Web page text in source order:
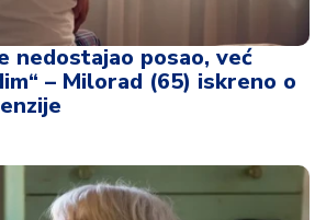
nedostajao posao, već
– Milorad (65) iskreno o